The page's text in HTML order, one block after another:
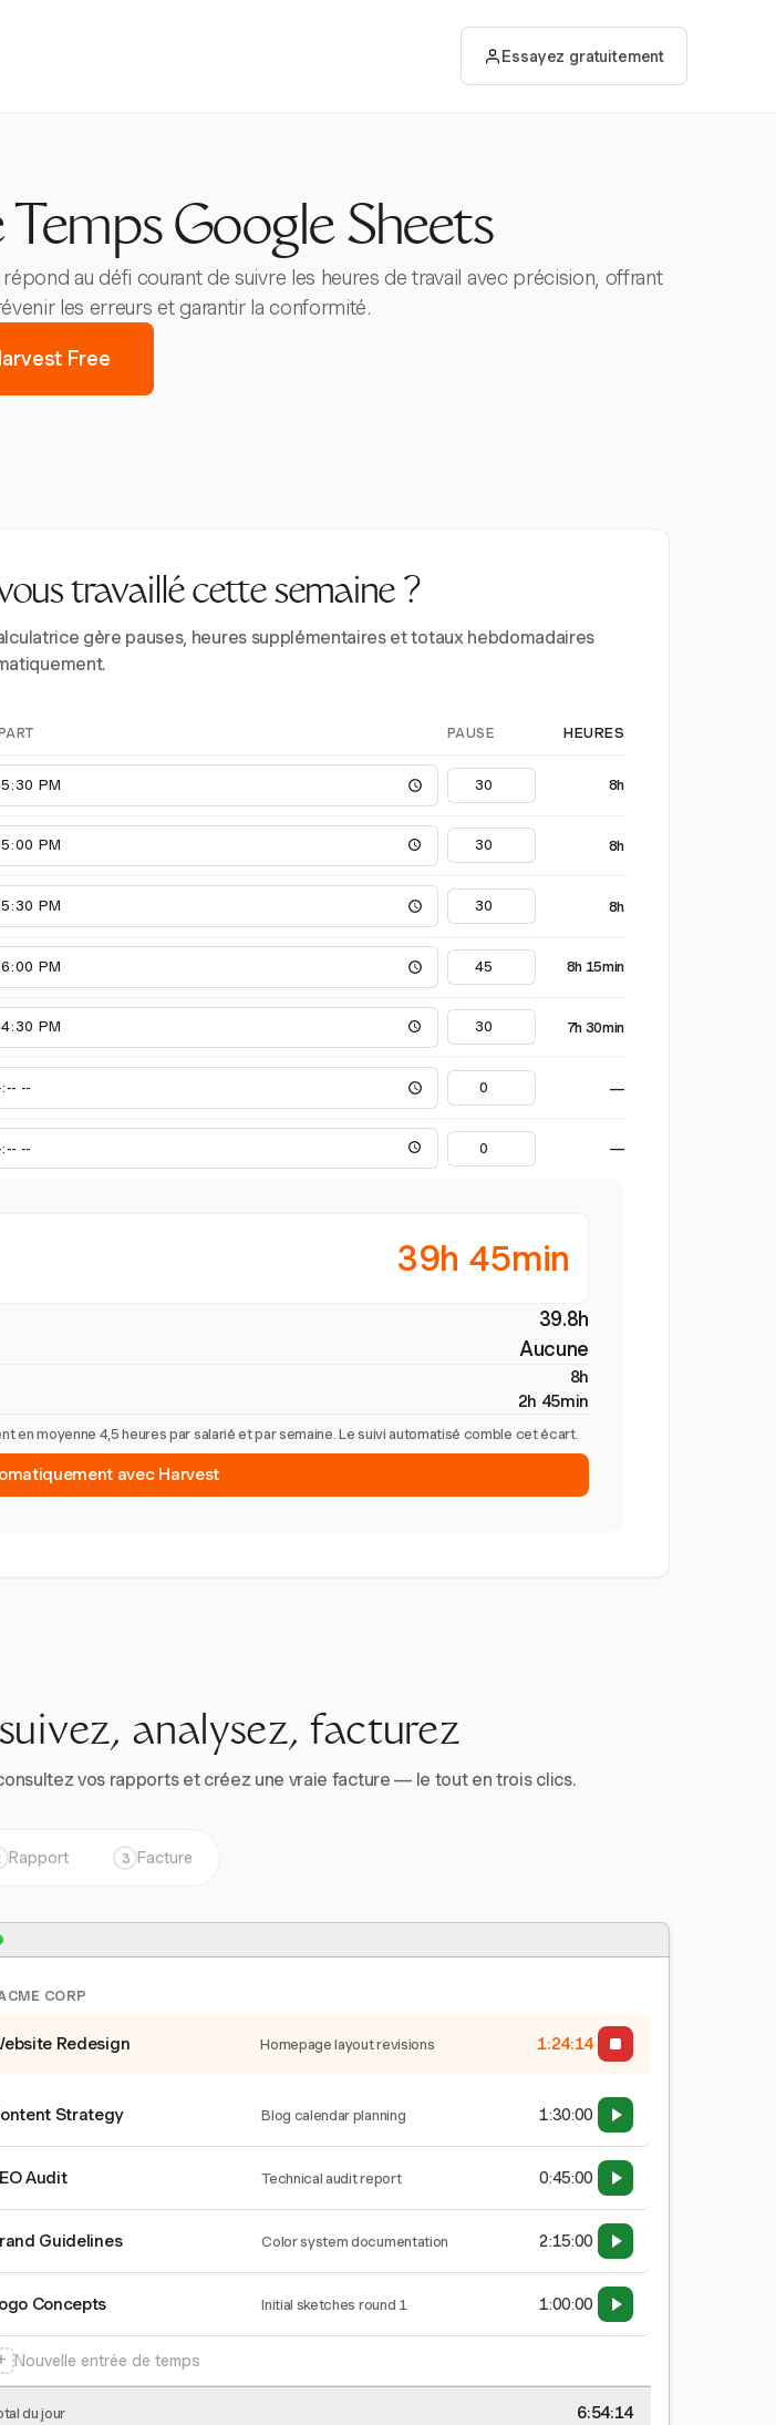
Essayez gratuitement
Google Sheets
au défi courant de suivre les heures de travail avec précision, offrant
les erreurs et garantir la conformité.
Free
travaillé cette semaine ?
gère pauses, heures supplémentaires et totaux hebdomadaires
PAUSE HEURES
8h
8h
8h
8h 15min
7h 30min
—
—
39h 45min
39.8h
Aucune
8h
2h 45min
en moyenne 4,5 heures par salarié et par semaine. Le suivi automatisé comble cet écart.
avec Harvest
analysez, facturez
vos rapports et créez une vraie facture — le tout en trois clics.
Rapport 3 Facture
CORP
Redesign Homepage layout revisions 1:24:15
Strategy Blog calendar planning 1:30:00
Audit Technical audit report 0:45:00
Guidelines Color system documentation 2:15:00
Concepts Initial sketches round 1 1:00:00
Nouvelle entrée de temps
du jour 6:54:15